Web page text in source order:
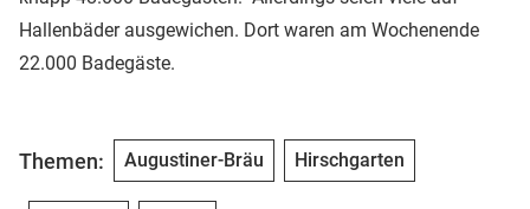
Hallenbäder ausgewichen. Dort waren am Wochenende
22.000 Badegäste.
Themen: Augustiner-Bräu Hirschgarten